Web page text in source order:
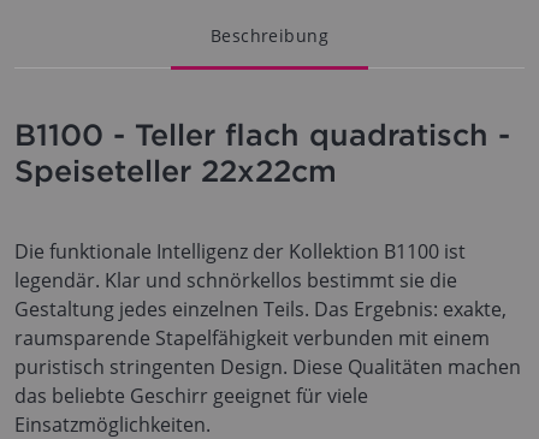
Beschreibung
B1100 - Teller flach quadratisch -
Speiseteller 22x22cm
Die funktionale Intelligenz der Kollektion B1100 ist
legendär. Klar und schnörkellos bestimmt sie die
Gestaltung jedes einzelnen Teils. Das Ergebnis: exakte,
raumsparende Stapelfähigkeit verbunden mit einem
puristisch stringenten Design. Diese Qualitäten machen
das beliebte Geschirr geeignet für viele
Einsatzmöglichkeiten.